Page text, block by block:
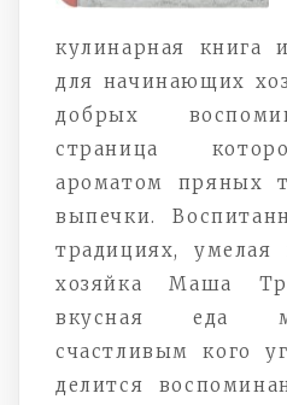
кулинарная книга
для начинающих
добрых
страница
ароматом пряных
выпечки.
традициях, умелая
хозяйка Маша
вкусная еда
счастливым кого
делится